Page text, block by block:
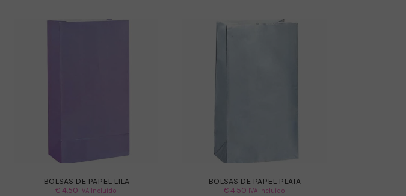
BOLSAS DE PAPEL LILA
€4.50 IVA Incluido
BOLSAS DE PAPEL PLATA
€4.50 IVA Incluido